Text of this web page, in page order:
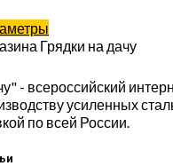
- всероссийский
усиленных
по всей России.